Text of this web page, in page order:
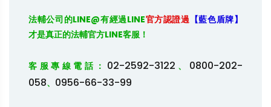
法輔公司的LINE@有經過LINE官方認證過 【藍色盾牌】
才是真正的法輔官方LINE客服！
客服專線電話： 02-2592-3122 、 0800-202-
058、 0956-66-33-99